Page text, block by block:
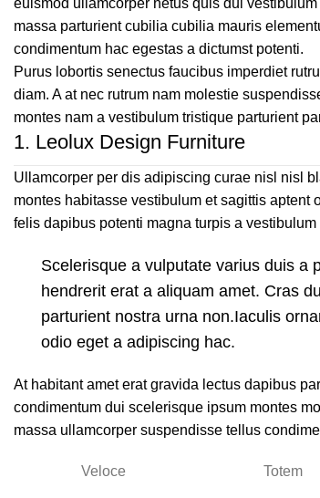
euismod ullamcorper netus quis dui
massa parturient cubilia cubilia mauris
condimentum hac egestas a dictumst potenti.
Purus lobortis senectus faucibus imperdiet
diam. A at nec rutrum nam molestie
montes nam a vestibulum tristique parturient
1. Leolux Design Furniture
Ullamcorper per dis adipiscing curae nisl nisl
montes habitasse vestibulum et sagittis aptent
felis dapibus potenti magna turpis a
Scelerisque a vulputate varius duis a
hendrerit erat a aliquam amet. Cras
parturient nostra urna non.Iaculis
odio eget a adipiscing hac.
At habitant amet erat gravida lectus dapibus
condimentum dui scelerisque ipsum montes
massa ullamcorper suspendisse tellus
Veloce Totem